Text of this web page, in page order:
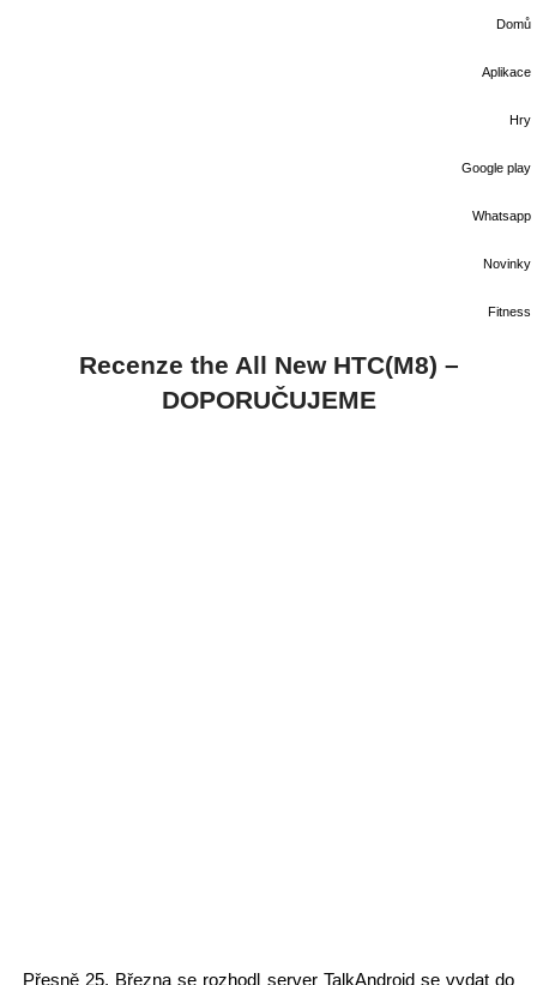
Domů
Aplikace
Hry
Google play
Whatsapp
Novinky
Fitness
Recenze the All New HTC(M8) –
DOPORUČUJEME
Přesně 25. Března se rozhodl server TalkAndroid se vydat do